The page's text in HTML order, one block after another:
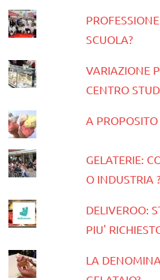
SCUOLA?
VARIAZIONE
CENTRO
A
GELATERIE:
O INDUSTRIA ?
DELIVEROO:
PIU'
LA